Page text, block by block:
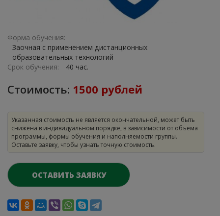
Форма обучения:
Заочная с применением дистанционных
образовательных технологий
Срок обучения:
40 час.
Стоимость: 1500 рублей
Указанная стоимость не является окончательной, может быть
снижена в индивидуальном порядке, в зависимости от объема
программы, формы обучения и наполняемости группы.
Оставьте заявку, чтобы узнать точную стоимость.
ОСТАВИТЬ ЗАЯВКУ